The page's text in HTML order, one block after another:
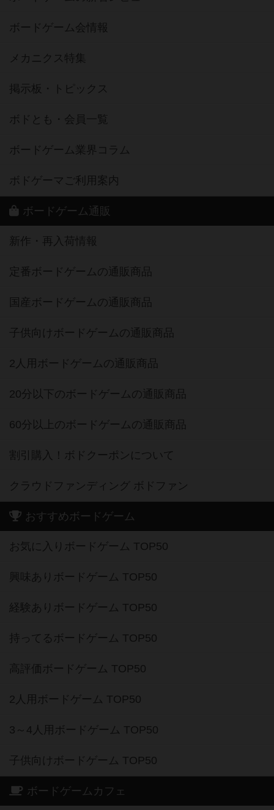
ボードゲーム会情報
メカニクス特集
掲示板・トピックス
ボドとも・会員一覧
ボードゲーム業界コラム
ボドゲーマご利用案内
ボードゲーム通販
新作・再入荷情報
定番ボードゲームの通販商品
国産ボードゲームの通販商品
子供向けボードゲームの通販商品
2人用ボードゲームの通販商品
20分以下のボードゲームの通販商品
60分以上のボードゲームの通販商品
割引購入！ボドクーポンについて
クラウドファンディング ボドファン
おすすめボードゲーム
お気に入りボードゲーム TOP50
興味ありボードゲーム TOP50
経験ありボードゲーム TOP50
持ってるボードゲーム TOP50
高評価ボードゲーム TOP50
2人用ボードゲーム TOP50
3～4人用ボードゲーム TOP50
子供向けボードゲーム TOP50
ボードゲームカフェ